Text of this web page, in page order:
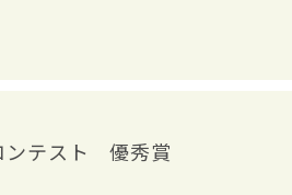
ンテスト 優秀賞